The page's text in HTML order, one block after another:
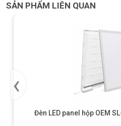
SẢN PHẨM LIÊN QUAN
Đèn LED panel hộp OEM
‹